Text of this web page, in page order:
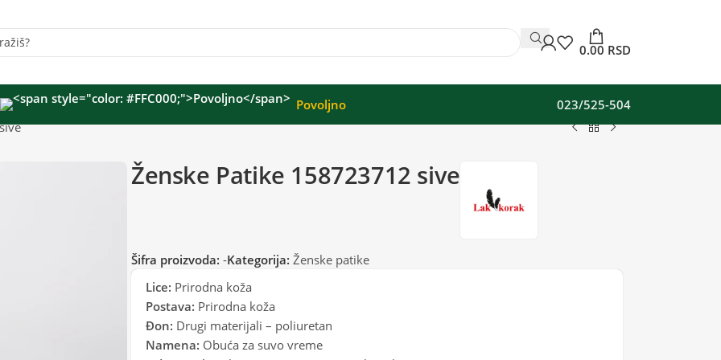
0.00 RSD
Povoljno
023/525-504
Ženske Patike 158723712 sive
Šifra proizvoda: -Kategorija: Ženske patike
Lice: Prirodna koža
Postava: Prirodna koža
Đon: Drugi materijali – poliuretan
Namena: Obuća za suvo vreme